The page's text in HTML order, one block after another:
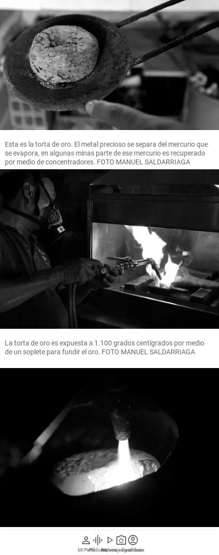
person
Mi Perfil
graphic_eq
Pódcast
play_arrow
Videos
photo_camera
Reportajes gráficos
account_circle
Suscríbete
Esta es la torta de oro. El metal precioso se separa del mercurio que
se evapora, en algunas minas parte de ese mercurio es recuperado
por medio de concentradores. FOTO MANUEL SALDARRIAGA
La torta de oro es expuesta a 1.100 grados centígrados por medio
de un soplete para fundir el oro. FOTO MANUEL SALDARRIAGA
En un proceso que se puede demorar de 15 a 20 minutos, el oro es
sometido a altas temperaturas para lograr su purificación y formar